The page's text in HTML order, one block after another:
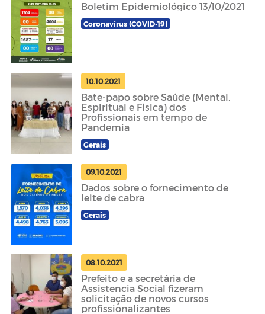
Boletim Epidemiológico 13/10/2021
Coronavírus (COVID-19)
10.10.2021
Bate-papo sobre Saúde (Mental,
Espiritual e Física) dos
Profissionais em tempo de
Pandemia
Gerais
09.10.2021
Dados sobre o fornecimento de
leite de cabra
Gerais
08.10.2021
Prefeito e a secretária de
Assistencia Social fizeram
solicitação de novos cursos
profissionalizantes